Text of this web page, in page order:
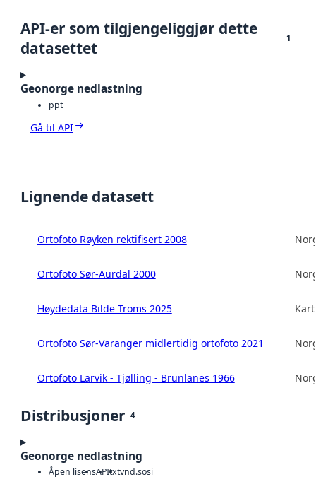
API-er som tilgjengeliggjør dette
datasettet
1
Geonorge nedlastning
ppt
Gå til API
Lignende datasett
Ortofoto Røyken rektifisert 2008
Ortofoto Sør-Aurdal 2000
Høydedata Bilde Troms 2025
Ortofoto Sør-Varanger midlertidig ortofoto 2021
Ortofoto Larvik - Tjølling - Brunlanes 1966
Distribusjoner 4
Geonorge nedlastning
Åpen lisensAPItxtvnd.sosi